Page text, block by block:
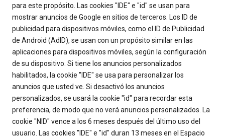
para este propósito. Las cookies "IDE" e "id" se usan para
mostrar anuncios de Google en sitios de terceros. Los ID de
publicidad para dispositivos móviles, como el ID de Publicidad
de Android (AdID), se usan con un propósito similar en las
aplicaciones para dispositivos móviles, según la configuración
de su dispositivo. Si tiene los anuncios personalizados
habilitados, la cookie "IDE" se usa para personalizar los
anuncios que usted ve. Si desactivó los anuncios
personalizados, se usará la cookie "id" para recordar esta
preferencia, de modo que no verá anuncios personalizados. La
cookie "NID" vence a los 6 meses después del último uso del
usuario. Las cookies "IDE" e "id" duran 13 meses en el Espacio